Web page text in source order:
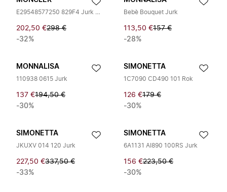
E29548577250 829F4 Jurk van wolmix
202,50 €298 €
-32%
Bebè Bouquet Jurk
113,50 €157 €
-28%
MONNALISA
110938 0615 Jurk
137 €194,50 €
-30%
SIMONETTA
1C7090 CD490 101 Rok
126 €179 €
-30%
SIMONETTA
JKUXV 014 120 Jurk
227,50 €337,50 €
-33%
SIMONETTA
6A1131 AI890 100RS Jurk
156 €223,50 €
-30%